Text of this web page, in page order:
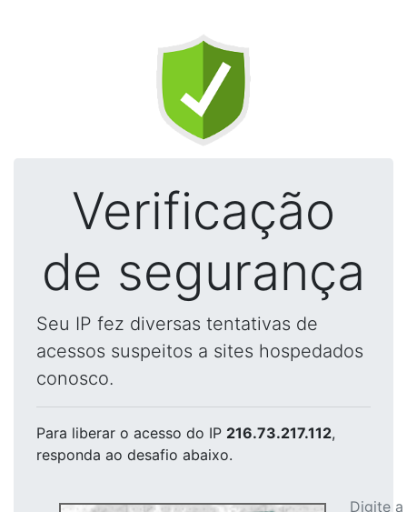
Verificação
de segurança
Seu IP fez diversas tentativas de
acessos suspeitos a sites hospedados
conosco.
Para liberar o acesso do IP 216.73.217.112,
responda ao desafio abaixo.
Digite